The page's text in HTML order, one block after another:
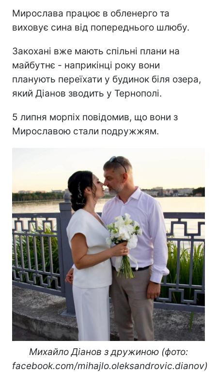
Мирослава працює в обленерго та
виховує сина від попереднього шлюбу.
Закохані вже мають спільні плани на
майбутнє - наприкінці року вони
планують переїхати у будинок біля озера,
який Діанов зводить у Тернополі.
5 липня морпіх повідомив, що вони з
Мирославою стали подружжям.
Михайло Діанов з дружиною (фото:
facebook.com/mihajlo.oleksandrovic.dianov)